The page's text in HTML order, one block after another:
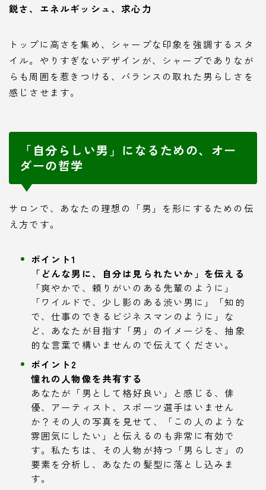
鋭さ、エネルギッシュ、求心力
トップに高さを集め、シャープな印象を強調するスタ
イル。やりすぎないデザインが、シャープでありなが
らも周囲を惹きつける、バランスの取れた男らしさを
感じさせます。
「自分らしい男」になるための、オー
ダーの哲学
サロンで、あなたの理想の「男」を形にするための伝
え方です。
ポイント1
「どんな男に、自分は見られたいか」を伝える
「爽やかで、頼りがいのある先輩のように」
「ワイルドで、少し影のある渋い男に」「知的
で、仕事のできるビジネスマンのように」な
ど、あなたが目指す「男」のイメージを、抽象
的な言葉で構いませんので伝えてください。
ポイント2
憧れの人物像を共有する
あなたが「男として格好良い」と感じる、俳
優、アーティスト、スポーツ選手はいません
か？その人の写真を見せて、「この人のような
雰囲気にしたい」と伝えるのも非常に有効で
す。私たちは、その人物が持つ「男らしさ」の
要素を分析し、あなたの髪型に落とし込みま
す。